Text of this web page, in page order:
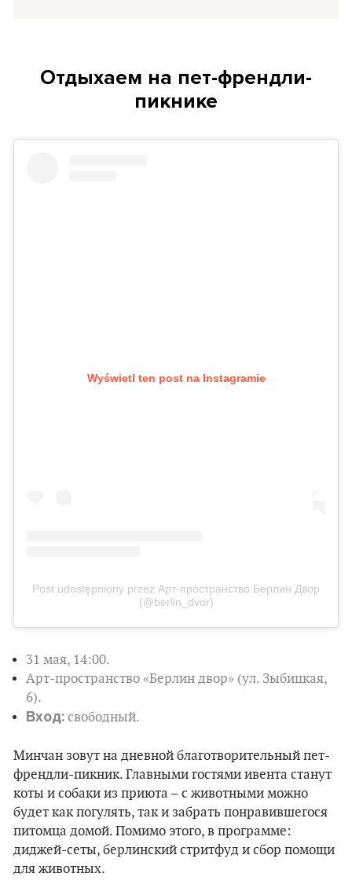
Отдыхаем на пет-френдли-
пикнике
Wyświetl ten post na Instagramie
Post udostępniony przez Арт-пространство Берлин Двор
(@berlin_dvor)
31 мая, 14:00.
Арт-пространство «Берлин двор» (ул. Зыбицкая,
6).
Вход: свободный.
Минчан зовут на дневной благотворительный пет-
френдли-пикник. Главными гостями ивента станут
коты и собаки из приюта – с животными можно
будет как погулять, так и забрать понравившегося
питомца домой. Помимо этого, в программе:
диджей-сеты, берлинский стритфуд и сбор помощи
для животных.